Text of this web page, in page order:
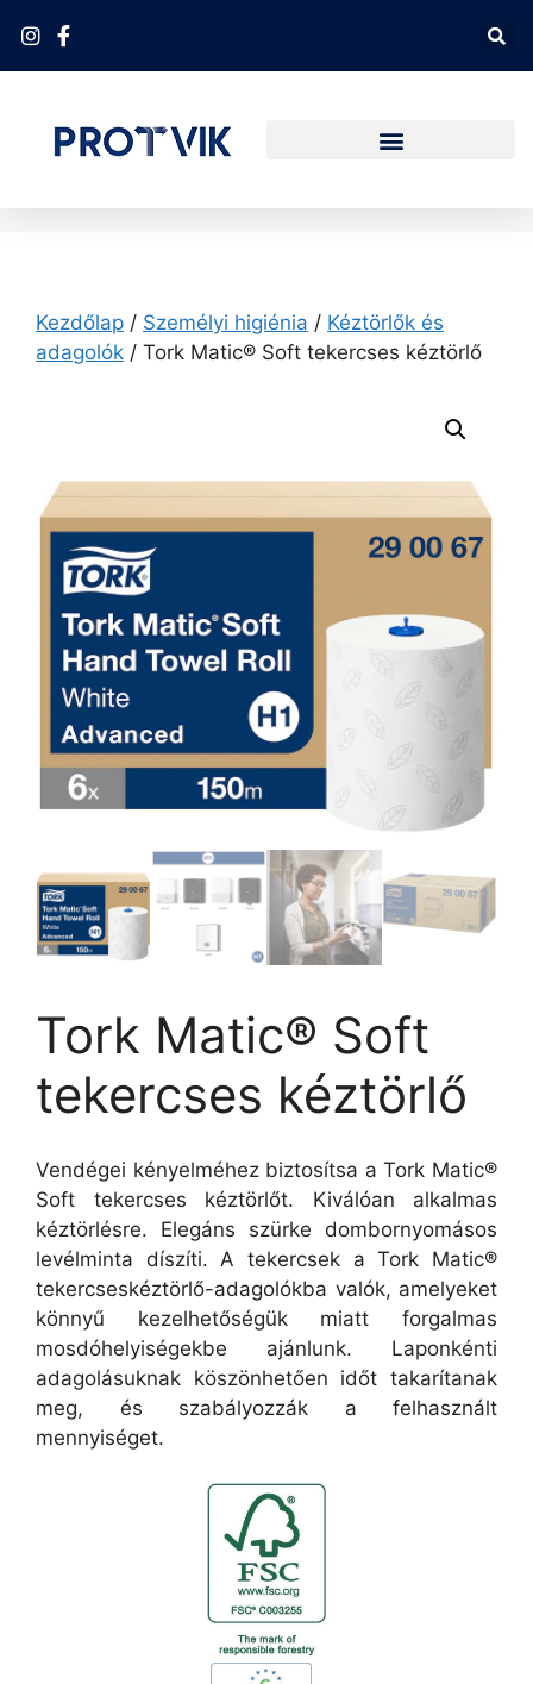
Kezdőlap / Személyi higiénia / Kéztörlők és
adagolók / Tork Matic® Soft tekercses kéztörlő
Tork Matic® Soft
tekercses kéztörlő
Vendégei kényelméhez biztosítsa a Tork Matic®
Soft tekercses kéztörlőt. Kiválóan alkalmas
kéztörlésre. Elegáns szürke dombornyomásos
levélminta díszíti. A tekercsek a Tork Matic®
tekercseskéztörlő-adagolókba valók, amelyeket
könnyű kezelhetőségük miatt forgalmas
mosdóhelyiségekbe ajánlunk. Laponkénti
adagolásuknak köszönhetően időt takarítanak
meg, és szabályozzák a felhasznált
mennyiséget.